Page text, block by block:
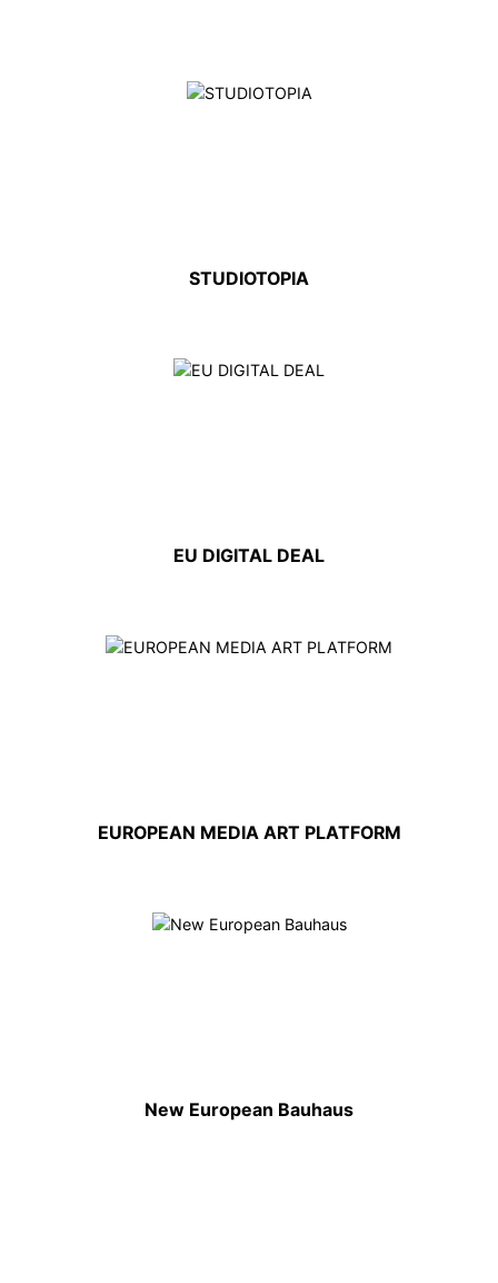
STUDIOTOPIA
EU DIGITAL DEAL
EUROPEAN MEDIA ART PLATFORM
New European Bauhaus